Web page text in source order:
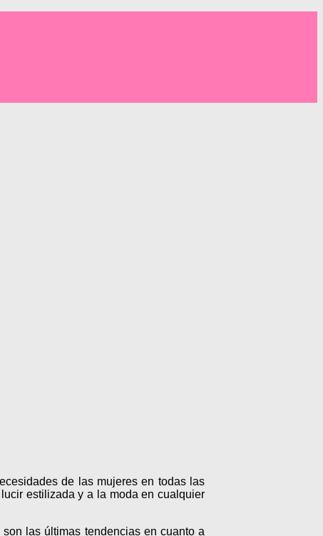
de las mujeres en todas las
estilizada y a la moda en cualquier
las últimas tendencias en cuanto a